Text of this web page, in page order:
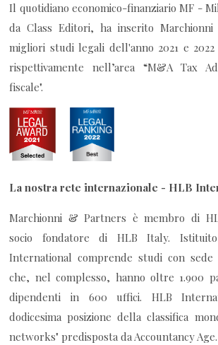
Il quotidiano economico-finanziario MF -
da Class Editori, ha inserito
migliori studi legali dell'anno 2021 e 2022
rispettivamente nell’area “M&A Tax
fiscale".
La nostra rete internazionale - HLB
Marchionni & Partners è membro di
socio fondatore di HLB Italy.
International comprende studi con
che, nel complesso, hanno oltre 1.900
dipendenti in 600 uffici. HLB
dodicesima posizione della classifica
networks" predisposta da Accountancy Age.